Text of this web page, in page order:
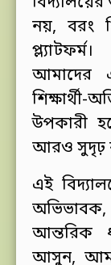
নয়, বরং
আমাদের
উপকারী
আরও সুদৃঢ়
এই
অভিভাবক,
আন্তরিক
আসুন,